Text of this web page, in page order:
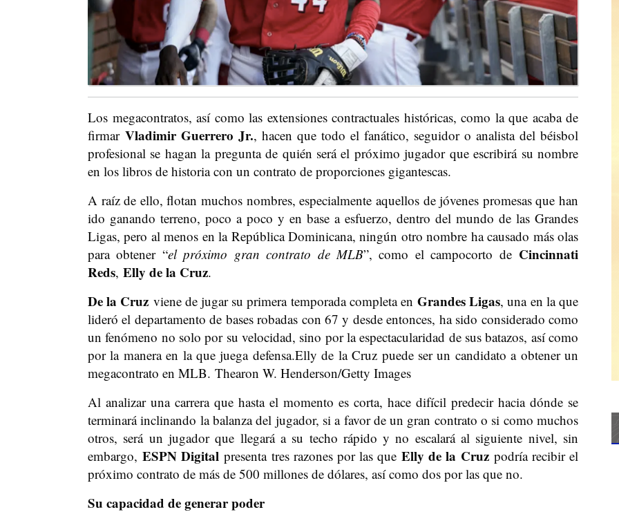
Los megacontratos, así como las extensiones contractuales históricas, como la que acaba de
firmar Vladimir Guerrero Jr., hacen que todo el fanático, seguidor o analista del béisbol
profesional se hagan la pregunta de quién será el próximo jugador que escribirá su nombre
en los libros de historia con un contrato de proporciones gigantescas.
A raíz de ello, flotan muchos nombres, especialmente aquellos de jóvenes promesas que han
ido ganando terreno, poco a poco y en base a esfuerzo, dentro del mundo de las Grandes
Ligas, pero al menos en la República Dominicana, ningún otro nombre ha causado más olas
para obtener “el próximo gran contrato de MLB”, como el campocorto de Cincinnati
Reds, Elly de la Cruz.
De la Cruz viene de jugar su primera temporada completa enGrandes Ligas, una en la que
lideró el departamento de bases robadas con 67 y desde entonces, ha sido considerado como
un fenómeno no solo por su velocidad, sino por la espectacularidad de sus batazos, así como
por la manera en la que juega defensa.Elly de la Cruz puede ser un candidato a obtener un
megacontrato en MLB. Thearon W. Henderson/Getty Images
Al analizar una carrera que hasta el momento es corta, hace difícil predecir hacia dónde se
terminará inclinando la balanza del jugador, si a favor de un gran contrato o si como muchos
otros, será un jugador que llegará a su techo rápido y no escalará al siguiente nivel, sin
embargo,ESPN Digital presenta tres razones por las queElly de la Cruzpodría recibir el
próximo contrato de más de 500 millones de dólares, así como dos por las que no.
Su capacidad de generar poder